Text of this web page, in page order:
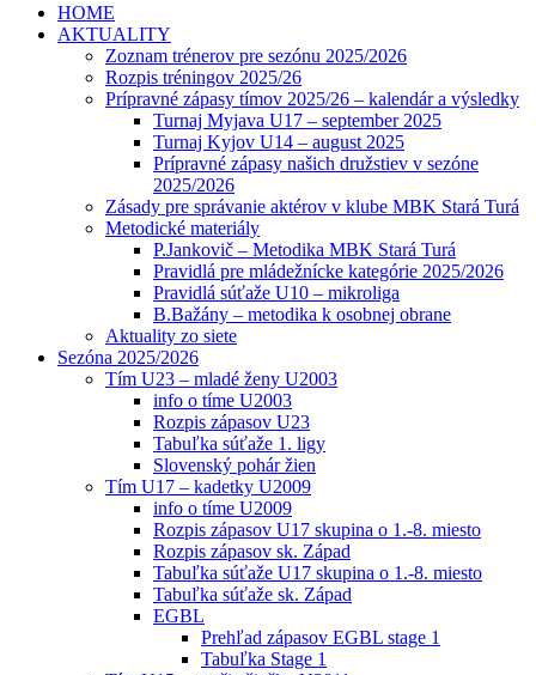
HOME
AKTUALITY
Zoznam trénerov pre sezónu 2025/2026
Rozpis tréningov 2025/26
Prípravné zápasy tímov 2025/26 – kalendár a výsledky
Turnaj Myjava U17 – september 2025
Turnaj Kyjov U14 – august 2025
Prípravné zápasy našich družstiev v sezóne
2025/2026
Zásady pre správanie aktérov v klube MBK Stará Turá
Metodické materiály
P.Jankovič – Metodika MBK Stará Turá
Pravidlá pre mládežnícke kategórie 2025/2026
Pravidlá súťaže U10 – mikroliga
B.Bažány – metodika k osobnej obrane
Aktuality zo siete
Sezóna 2025/2026
Tím U23 – mladé ženy U2003
info o tíme U2003
Rozpis zápasov U23
Tabuľka súťaže 1. ligy
Slovenský pohár žien
Tím U17 – kadetky U2009
info o tíme U2009
Rozpis zápasov U17 skupina o 1.-8. miesto
Rozpis zápasov sk. Západ
Tabuľka súťaže U17 skupina o 1.-8. miesto
Tabuľka súťaže sk. Západ
EGBL
Prehľad zápasov EGBL stage 1
Tabuľka Stage 1